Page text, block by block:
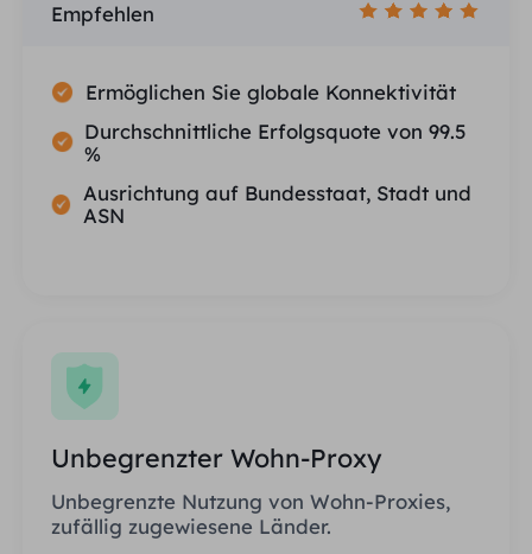
Empfehlen
Ermöglichen Sie globale Konnektivität
Durchschnittliche Erfolgsquote von 99.5
%
Ausrichtung auf Bundesstaat, Stadt und
ASN
Unbegrenzter Wohn-Proxy
Unbegrenzte Nutzung von Wohn-Proxies,
zufällig zugewiesene Länder.